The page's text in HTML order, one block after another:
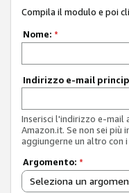
Compila il modulo e poi
Nome: *
Indirizzo e-mail
Inserisci l'indirizzo e-mail
Amazon.it. Se non sei
aggiungerne un altro con
Argomento: *
Seleziona un